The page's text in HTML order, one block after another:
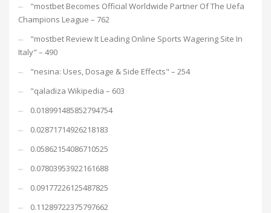
"mostbet Becomes Official Worldwide Partner Of The Uefa
Champions League – 762
"mostbet Review It Leading Online Sports Wagering Site In
Italy" – 490
"nesina: Uses, Dosage & Side Effects" – 254
"qaladiza Wikipedia – 603
0.018991485852794754
0.02871714926218183
0.05862154086710525
0.07803953922161688
0.09177226125487825
0.11289722375797662